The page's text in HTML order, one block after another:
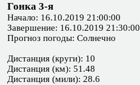
Гонка 3-я
Начало: 16.10.2019 21:00:00
Завершение: 16.10.2019 21:30:00
Прогноз погоды: Солнечно
Дистанция (круги): 10
Дистанция (км): 51.48
Дистанция (мили): 28.6